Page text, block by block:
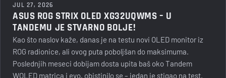
JUL 27, 2026
ASUS ROG STRIX OLED XG32UQWMS – U
TANDEMU JE STVARNO BOLJE!
Kao što naslov kaže, danas je na testu novi OLED monitor iz
ROG radionice, ali ovog puta poboljšan do maksimuma.
Poslednjih meseci dobijam dosta upita baš oko Tandem
WOLED matrica i evo, obistinilo se – jedan je stigao na test.